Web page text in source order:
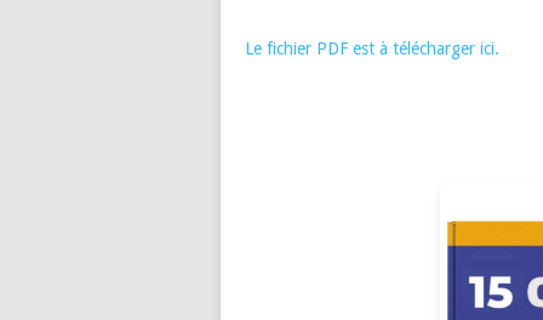
Le fichier PDF est à télécharger ici.